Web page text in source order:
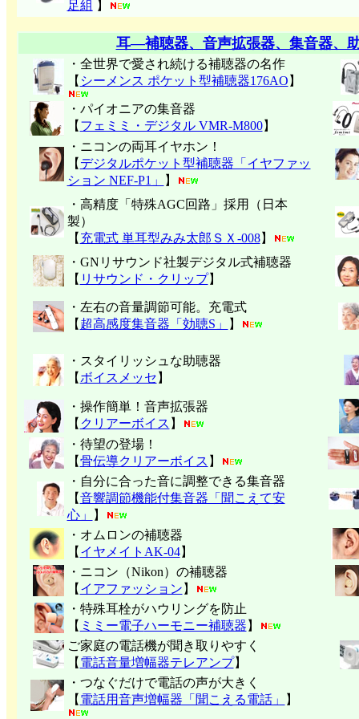
足組 】
耳―補聴器、音声拡張器、集音器、
・全世界で愛され続ける補聴器の名作
【 シーメンス ポケット型補聴器176AO 】
・パイオニアの集音器
【 フェミミ・デジタル VMR-M800】
・ニコンの両耳イヤホン！
【 デジタルポケット型補聴器「イヤファッ
ション NEF-P1」
】
・高精度「特殊AGC回路」採用（日本
製）
【 充電式 単耳型みみ太郎ＳＸ-008】
・GNリサウンド社製デジタル式補聴器
【 リサウンド・クリップ】
・左右の音量調節可能。充電式
【 超高感度集音器「効聴S」 】
・スタイリッシュな助聴器
【 ボイスメッセ 】
・操作簡単！音声拡張器
【 クリアーボイス 】
・待望の登場！
【骨伝導クリアーボイス 】
・自分に合った音に調整できる集音器
【音響調節機能付集音器「聞こえて安
心」
】
・オムロンの補聴器
【 イヤメイトAK-04】
・ニコン（Nikon）の補聴器
【 イアファッション 】
・特殊耳栓がハウリングを防止
【 ミミー電子ハーモニー補聴器 】
ご家庭の電話機が聞き取りやすく
【 電話音量増幅器テレアンプ】
・つなぐだけで電話の声が大きく
【 電話用音声増幅器「聞こえる電話」 】